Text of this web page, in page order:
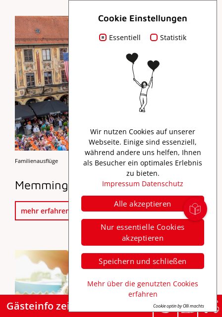
Gästeinfo zeigen
Familienausflüge Karte
Memminger Stadtfest
mehr erfahren
Cookie Einstellungen
Essentiell Statistik
Wir nutzen Cookies auf unserer
Webseite. Einige sind essenziell,
während andere uns helfen, Ihnen
als Besucher ein optimales Erlebnis
zu bieten.
Impressum Datenschutz
Alle akzeptieren
Nur essentielle Cookies
akzeptieren
Speichern und schließen
Mehr über die genutzten Cookies
erfahren
Cookie optin by Olli machts